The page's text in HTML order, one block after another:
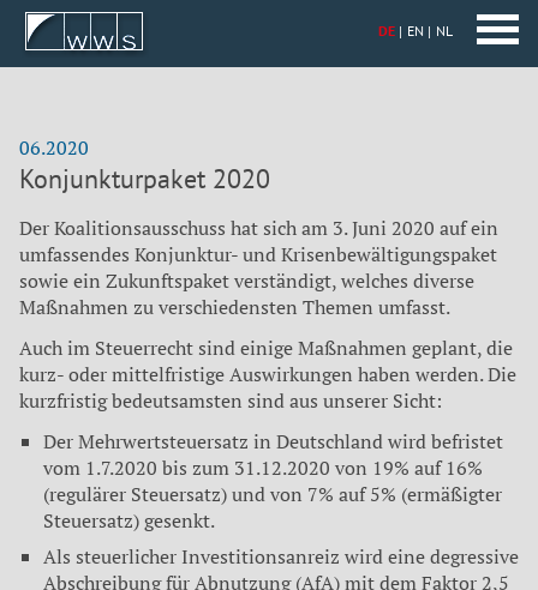
DE EN NL
06.2020
Konjunkturpaket 2020
Der Koalitionsausschuss hat sich am 3. Juni 2020 auf ein
umfassendes Konjunktur- und Krisenbewältigungspaket
sowie ein Zukunftspaket verständigt, welches diverse
Maßnahmen zu verschiedensten Themen umfasst.
Auch im Steuerrecht sind einige Maßnahmen geplant, die
kurz- oder mittelfristige Auswirkungen haben werden. Die
kurzfristig bedeutsamsten sind aus unserer Sicht:
Der Mehrwertsteuersatz in Deutschland wird befristet
vom 1.7.2020 bis zum 31.12.2020 von 19% auf 16%
(regulärer Steuersatz) und von 7% auf 5% (ermäßigter
Steuersatz) gesenkt.
Als steuerlicher Investitionsanreiz wird eine degressive
Abschreibung für Abnutzung (AfA) mit dem Faktor 2,5